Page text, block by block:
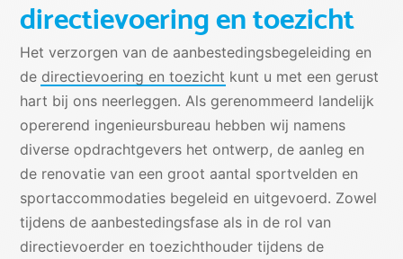
directievoering en toezicht
Het verzorgen van de aanbestedingsbegeleiding en
de directievoering en toezicht kunt u met een gerust
hart bij ons neerleggen. Als gerenommeerd landelijk
opererend ingenieursbureau hebben wij namens
diverse opdrachtgevers het ontwerp, de aanleg en
de renovatie van een groot aantal sportvelden en
sportaccommodaties begeleid en uitgevoerd. Zowel
tijdens de aanbestedingsfase als in de rol van
directievoerder en toezichthouder tijdens de